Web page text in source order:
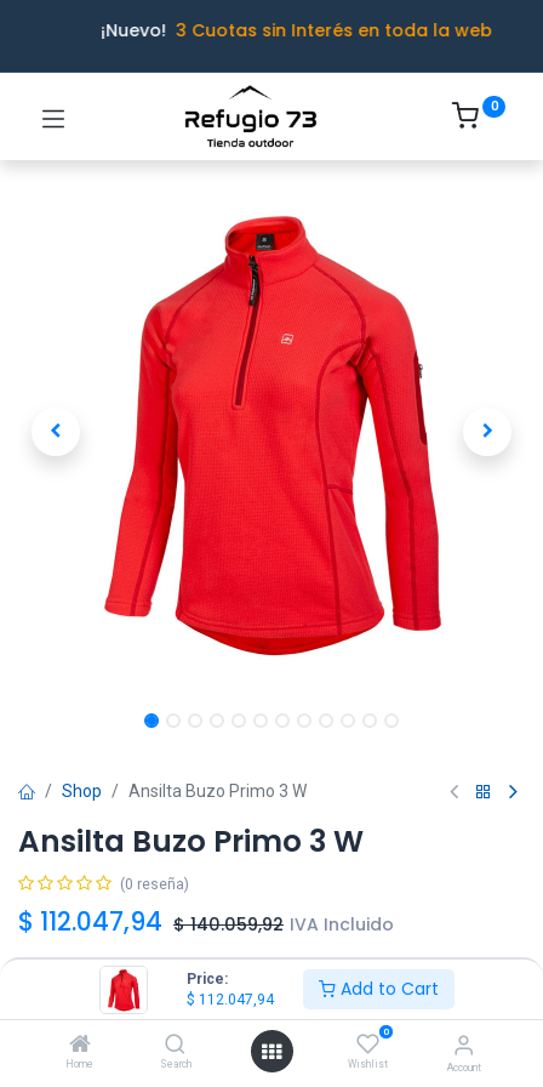
Price:
$ 112.047,94 Add to Cart
Home Search
0
Wishlist Account
¡Nuevo! 3 Cuotas sin Interés en toda la web
0
Shop Ansilta Buzo Primo 3 W
Ansilta Buzo Primo 3 W
(0 reseña)
$ 112.047,94 $140.059,92 IVA Incluido
M XL